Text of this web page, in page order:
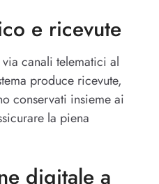
e ricevute
canali telematici al
produce ricevute,
conservati insieme ai
la piena
digitale a